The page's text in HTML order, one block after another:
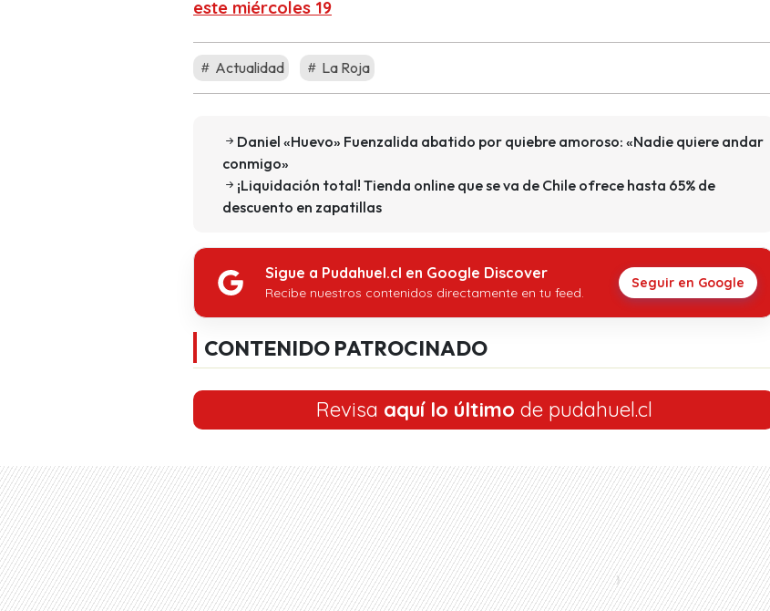
este miércoles 19
Actualidad La Roja
Daniel «Huevo» Fuenzalida abatido por quiebre amoroso: «Nadie quiere andar
conmigo»
¡Liquidación total! Tienda online que se va de Chile ofrece hasta 65% de
descuento en zapatillas
Sigue a Pudahuel.cl en Google Discover
Recibe nuestros contenidos directamente en tu feed.
Seguir en Google
CONTENIDO PATROCINADO
Revisa aquí lo último de pudahuel.cl